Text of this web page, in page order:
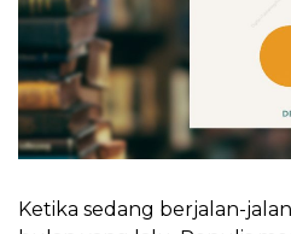
Ketika sedang berjalan-